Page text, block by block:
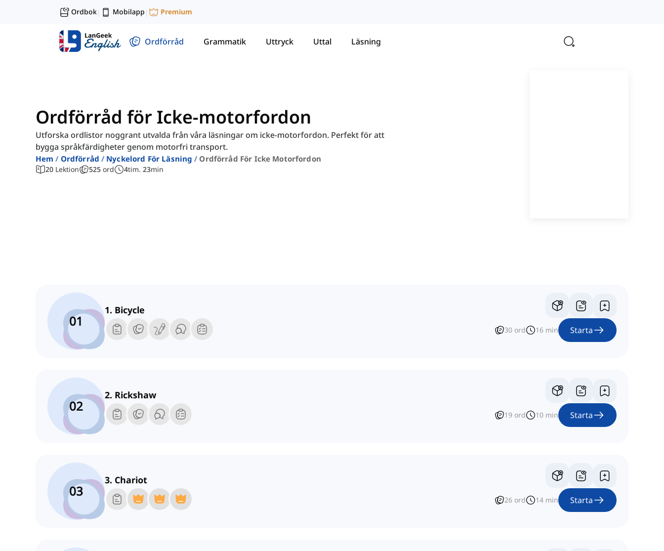
Ordbok| Mobilapp | Premium
Ordförråd Grammatik Uttryck Uttal Läsning
Ordförråd för Icke-motorfordon
Utforska ordlistor noggrant utvalda från våra läsningar om icke-motorfordon. Perfekt för att
bygga språkfärdigheter genom motorfri transport.
Hem Ordförråd Nyckelord För Läsning Ordförråd För Icke Motorfordon
20 Lektion 525 ord 4tim. 23min
01
1. Bicycle
30 ord 16 min Starta
02
2. Rickshaw
19 ord 10 min Starta
03
3. Chariot
26 ord 14 min Starta